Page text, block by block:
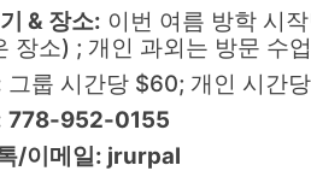
& 장소: 이번 여름 방학 시
장소) ; 개인 과외는 방문 수업
그룹 시간당 $60; 개인 시간
778-952-0155
/이메일: jrurpal